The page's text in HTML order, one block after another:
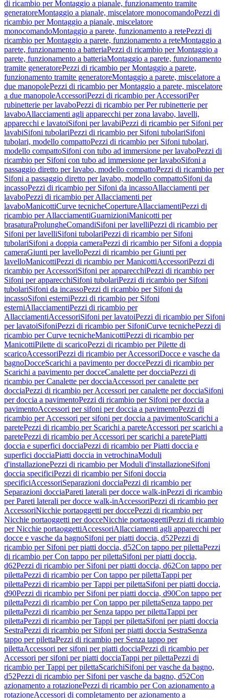
di ricambio per Montaggio a pianale, funzionamento tramite
generatoreMontaggio a pianale, miscelatore monocomandoPezzi di
ricambio per Montaggio a pianale, miscelatore
monocomandoMontaggio a parete, funzionamento a retePezzi di
ricambio per Montaggio a parete, funzionamento a reteMontaggio a
parete, funzionamento a batteriaPezzi di ricambio per Montaggio a
parete, funzionamento a batteriaMontaggio a parete, funzionamento
tramite generatorePezzi di ricambio per Montaggio a parete,
funzionamento tramite generatoreMontaggio a parete, miscelatore a
due manopolePezzi di ricambio per Montaggio a parete, miscelatore
a due manopoleAccessoriPezzi di ricambio per AccessoriPer
rubinetterie per lavaboPezzi di ricambio per Per rubinetterie per
lavaboAllacciamenti agli apparecchi per zona lavabo, lavelli,
apparecchi e lavatoiSifoni per lavabiPezzi di ricambio per Sifoni per
lavabiSifoni tubolariPezzi di ricambio per Sifoni tubolariSifoni
tubolari, modello compattoPezzi di ricambio per Sifoni tubolari,
modello compattoSifoni con tubo ad immersione per lavaboPezzi di
ricambio per Sifoni con tubo ad immersione per lavaboSifoni a
passaggio diretto per lavabo, modello compattoPezzi di ricambio per
Sifoni a passaggio diretto per lavabo, modello compattoSifoni da
incassoPezzi di ricambio per Sifoni da incassoAllacciamenti per
lavaboPezzi di ricambio per Allacciamenti per
lavaboManicottiCurve tecnicheCopertureAllacciamentiPezzi di
ricambio per AllacciamentiGuarnizioniManicotti per
brasaturaProlungheComandiSifoni per lavelliPezzi di ricambio per
Sifoni per lavelliSifoni tubolariPezzi di ricambio per Sifoni
tubolariSifoni a doppia cameraPezzi di ricambio per Sifoni a doppia
cameraGiunti per lavelloPezzi di ricambio per Giunti per
lavelloManicottiPezzi di ricambio per ManicottiAccessoriPezzi di
ricambio per AccessoriSifoni per apparecchiPezzi di ricambio per
Sifoni per apparecchiSifoni tubolariPezzi di ricambio per Sifoni
tubolariSifoni da incassoPezzi di ricambio per Sifoni da
incassoSifoni esterniPezzi di ricambio per Sifoni
esterniAllacciamentiPezzi di ricambio per
AllacciamentiAccessoriSifoni per lavatoiPezzi di ricambio per Sifoni
per lavatoiSifoniPezzi di ricambio per SifoniCurve tecnichePezzi di
ricambio per Curve tecnicheManicottiPezzi di ricambio per
ManicottiPilette di scaricoPezzi di ricambio per Pilette di
scaricoAccessoriPezzi di ricambio per AccessoriDocce e vasche da
bagnoDocceScarichi a pavimento per doccePezzi di ricambio per
Scarichi a pavimento per docceCanalette per docciaPezzi di
ricambio per Canalette per docciaAccessori per canalette per
docciaPezzi di ricambio per Accessori per canalette per docciaSifoni
per doccia a pavimentoPezzi di ricambio per Sifoni per doccia a
pavimentoAccessori per sifoni per doccia a pavimentoPezzi di
ricambio per Accessori per sifoni per doccia a pavimentoScarichi a
paretePezzi di ricambio per Scarichi a pareteAccessori per scarichi a
paretePezzi di ricambio per Accessori per scarichi a paretePiatti
doccia e superfici docciaPezzi di ricambio per Piatti doccia e
superfici docciaPiatti doccia in vetrochinaModuli
d'installazionePezzi di ricambio per Moduli d'installazioneSifoni
doccia specificiPezzi di ricambio per Sifoni doccia
specificiAccessoriSeparazioni docciaPezzi di ricambio per
Separazioni docciaPareti laterali per docce walk-inPezzi di ricambio
per Pareti laterali per docce walk-inAccessoriPezzi di ricambio per
AccessoriNicchie portaoggetti per doccePezzi di ricambio per
Nicchie portaoggetti per docceNicchie portaoggettiPezzi di ricambio
per Nicchie portaoggettiAccessoriAllacciamenti agli apparecchi per
docce e vasche da bagnoSifoni per piatti doccia, d52Pezzi di
ricambio per Sifoni per piatti doccia, d52Con tappo per pilettaPezzi
di ricambio per Con tappo per pilettaSifoni per piatti doccia,
d62Pezzi di ricambio per Sifoni per piatti doccia, d62Con tappo per
pilettaPezzi di ricambio per Con tappo per pilettaTappi per
pilettaPezzi di ricambio per Tappi per pilettaSifoni per piatti doccia,
d90Pezzi di ricambio per Sifoni per piatti doccia, d90Con tappo per
pilettaPezzi di ricambio per Con tappo per pilettaSenza tappo per
pilettaPezzi di ricambio per Senza tappo per pilettaTappi per
pilettaPezzi di ricambio per Tappi per pilettaSifoni per piatti doccia
SestraPezzi di ricambio per Sifoni per piatti doccia SestraSenza
tappo per pilettaPezzi di ricambio per Senza tappo per
pilettaAccessori per sifoni per piatti docciaPezzi di ricambio per
Accessori per sifoni per piatti docciaTappi per pilettaPezzi di
ricambio per Tappi per pilettaScarichiSifoni per vasche da bagno,
d52Pezzi di ricambio per Sifoni per vasche da bagno, d52Con
azionamento a rotazionePezzi di ricambio per Con azionamento a
rotazioneAccessori di completamento per azionamento a